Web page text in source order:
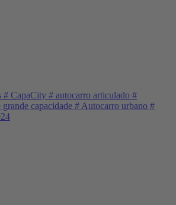
# CapaCity # autocarro articulado #
capacidade # Autocarro urbano #